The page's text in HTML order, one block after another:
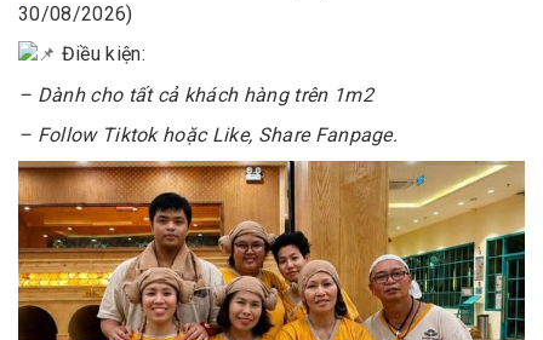
30/08/2026)
Điều kiện:
– Dành cho tất cả khách hàng trên 1m2
– Follow Tiktok hoặc Like, Share Fanpage.